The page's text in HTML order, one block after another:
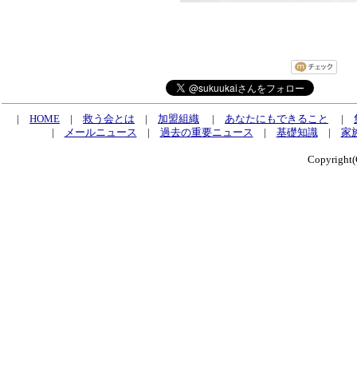
| HOME | 救う会とは | 加盟組織 | あなたにもできること |
|
メールニュース | 過去の重要ニュース | 基礎知識| 家